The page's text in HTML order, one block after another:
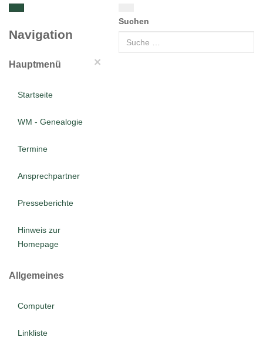
Navigation
×
Hauptmenü
Startseite
WM - Genealogie
Termine
Ansprechpartner
Presseberichte
Hinweis zur
Homepage
Allgemeines
Computer
Linkliste
Suchen